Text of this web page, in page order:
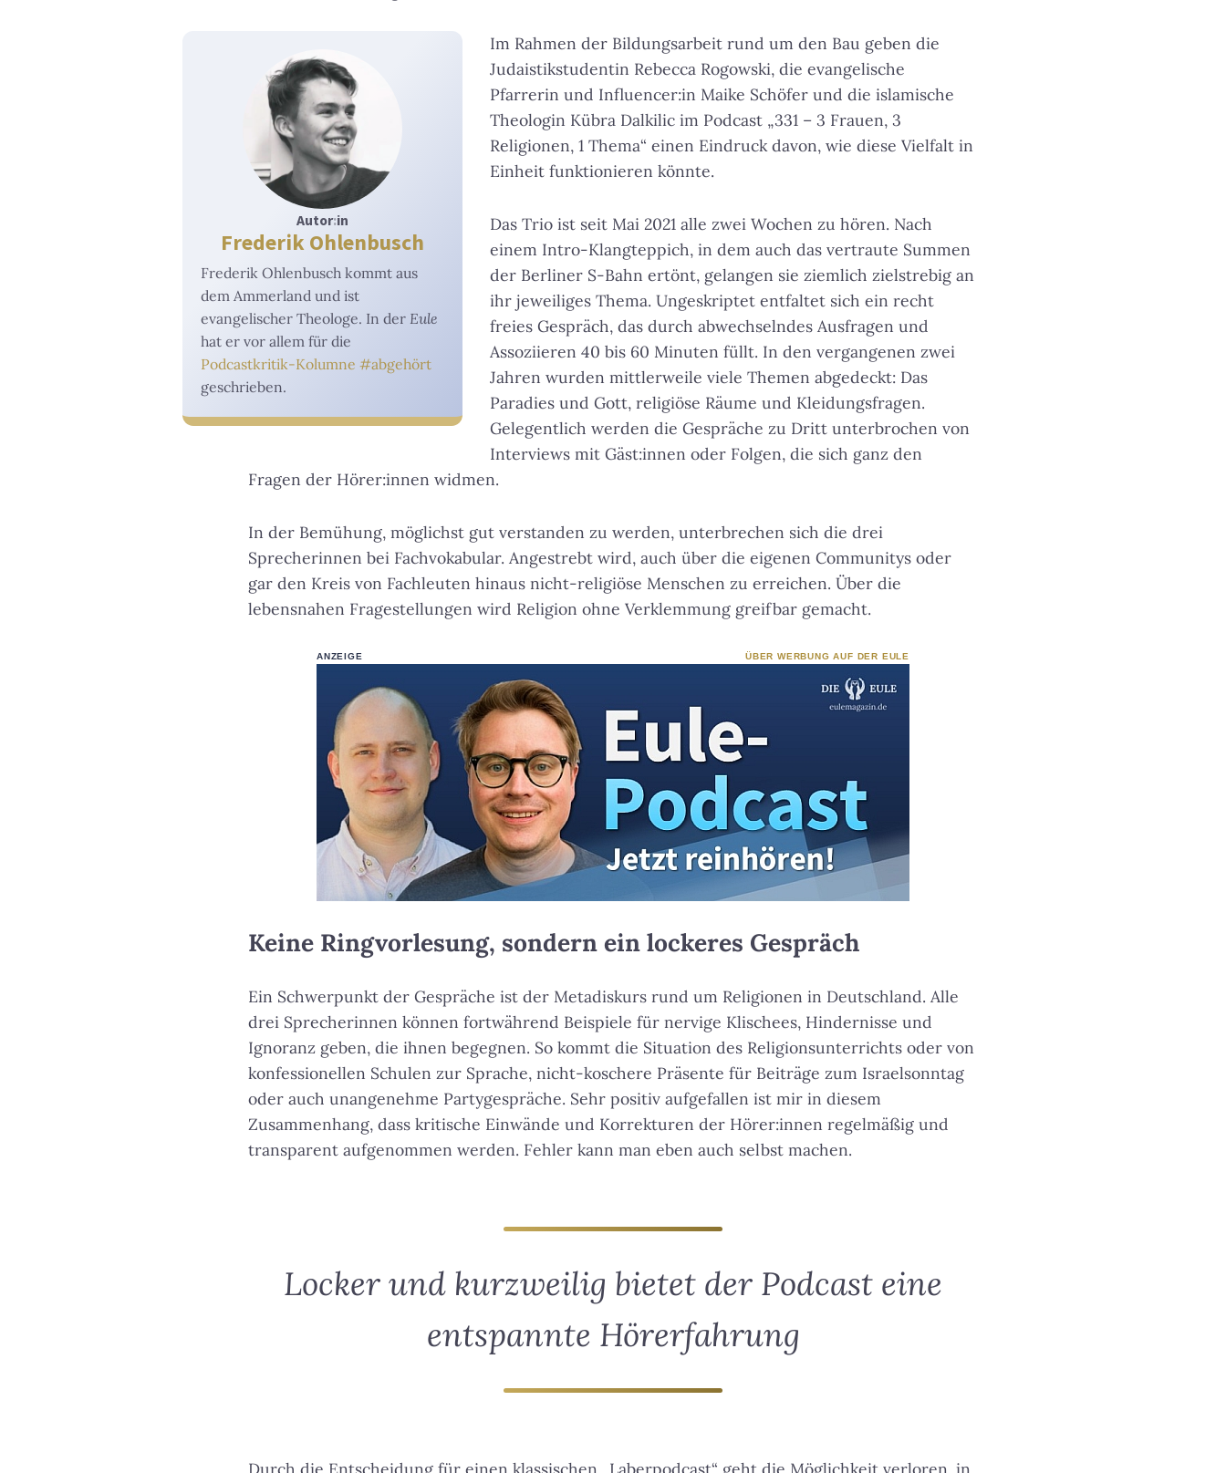
Autor:in
Frederik Ohlenbusch
Frederik Ohlenbusch kommt aus
dem Ammerland und ist
evangelischer Theologe. In der Eule
hat er vor allem für die
Podcastkritik-Kolumne #abgehört
geschrieben.
Im Rahmen der Bildungsarbeit rund um den Bau geben die
Judaistikstudentin Rebecca Rogowski, die evangelische
Pfarrerin und Influencer:in Maike Schöfer und die islamische
Theologin Kübra Dalkilic im Podcast „331 – 3 Frauen, 3
Religionen, 1 Thema“ einen Eindruck davon, wie diese Vielfalt in
Einheit funktionieren könnte.
Das Trio ist seit Mai 2021 alle zwei Wochen zu hören. Nach
einem Intro-Klangteppich, in dem auch das vertraute Summen
der Berliner S-Bahn ertönt, gelangen sie ziemlich zielstrebig an
ihr jeweiliges Thema. Ungeskriptet entfaltet sich ein recht
freies Gespräch, das durch abwechselndes Ausfragen und
Assoziieren 40 bis 60 Minuten füllt. In den vergangenen zwei
Jahren wurden mittlerweile viele Themen abgedeckt: Das
Paradies und Gott, religiöse Räume und Kleidungsfragen.
Gelegentlich werden die Gespräche zu Dritt unterbrochen von
Interviews mit Gäst:innen oder Folgen, die sich ganz den
Fragen der Hörer:innen widmen.
In der Bemühung, möglichst gut verstanden zu werden, unterbrechen sich die drei
Sprecherinnen bei Fachvokabular. Angestrebt wird, auch über die eigenen Communitys oder
gar den Kreis von Fachleuten hinaus nicht-religiöse Menschen zu erreichen. Über die
lebensnahen Fragestellungen wird Religion ohne Verklemmung greifbar gemacht.
ANZEIGE ÜBER WERBUNG AUF DER EULE
Keine Ringvorlesung, sondern ein lockeres Gespräch
Ein Schwerpunkt der Gespräche ist der Metadiskurs rund um Religionen in Deutschland. Alle
drei Sprecherinnen können fortwährend Beispiele für nervige Klischees, Hindernisse und
Ignoranz geben, die ihnen begegnen. So kommt die Situation des Religionsunterrichts oder von
konfessionellen Schulen zur Sprache, nicht-koschere Präsente für Beiträge zum Israelsonntag
oder auch unangenehme Partygespräche. Sehr positiv aufgefallen ist mir in diesem
Zusammenhang, dass kritische Einwände und Korrekturen der Hörer:innen regelmäßig und
transparent aufgenommen werden. Fehler kann man eben auch selbst machen.
Locker und kurzweilig bietet der Podcast eine
entspannte Hörerfahrung